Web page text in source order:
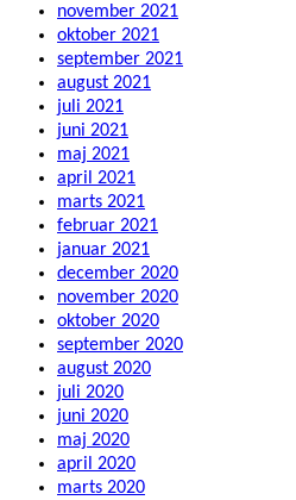
november 2021
oktober 2021
september 2021
august 2021
juli 2021
juni 2021
maj 2021
april 2021
marts 2021
februar 2021
januar 2021
december 2020
november 2020
oktober 2020
september 2020
august 2020
juli 2020
juni 2020
maj 2020
april 2020
marts 2020